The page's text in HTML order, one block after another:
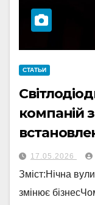
СТАТЬИ
компаній
17.05.2026
Зміст:Нічна
змінює